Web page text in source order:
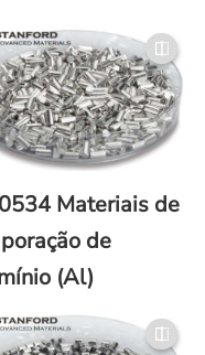
Materiais de
de
(Al)